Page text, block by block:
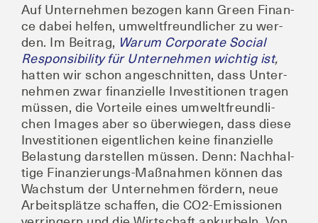
Auf Unter­neh­men bezo­gen kann Green Finan­
ce dabei hel­fen, umwelt­freund­li­cher zu wer­
den. Im Bei­trag, War­um Cor­po­ra­te Social
Respon­si­bi­li­ty für Unter­neh­men wich­tig ist,
hat­ten wir schon ange­schnit­ten, dass Unter­
neh­men zwar finan­zi­el­le Inves­ti­tio­nen tra­gen
müs­sen, die Vor­tei­le eines umwelt­freund­li­
chen Images aber so über­wie­gen, dass die­se
Inves­ti­tio­nen eigent­li­chen kei­ne finan­zi­el­le
Belas­tung dar­stel­len müs­sen. Denn: Nach­hal­
ti­ge Finan­zie­rungs-Maß­nah­men kön­nen das
Wachs­tum der Unter­neh­men för­dern, neue
Arbeits­plät­ze schaf­fen, die CO2-Emis­sio­nen